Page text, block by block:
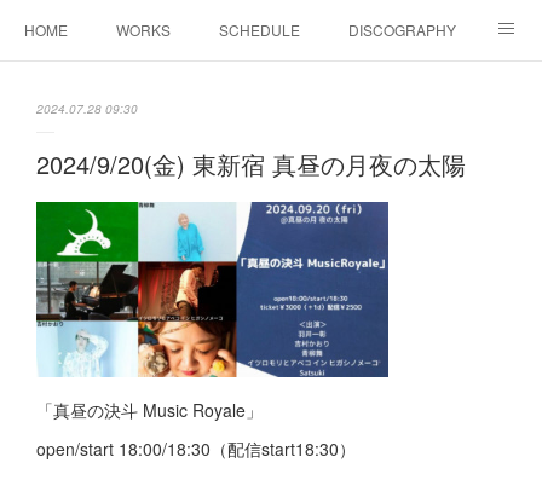
HOME WORKS SCHEDULE DISCOGRAPHY
2024.07.28 09:30
2024/9/20(金) 東新宿 真昼の月夜の太陽
「真昼の決斗 Music Royale」
open/start 18:00/18:30（配信start18:30）